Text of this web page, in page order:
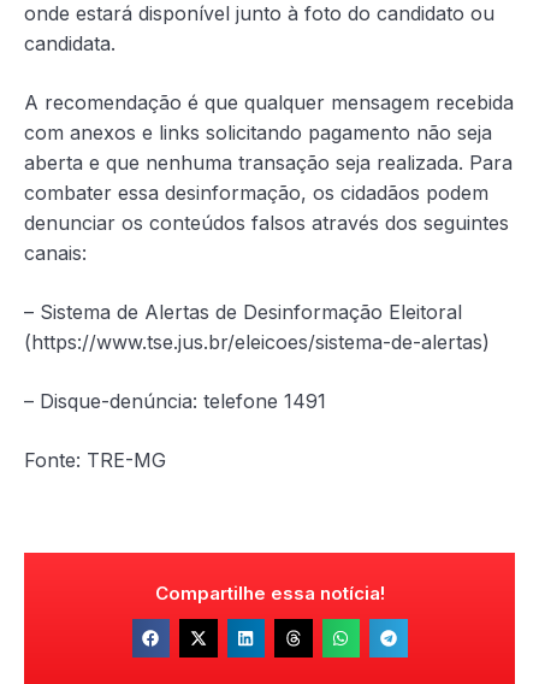
onde estará disponível junto à foto do candidato ou
candidata.
A recomendação é que qualquer mensagem recebida
com anexos e links solicitando pagamento não seja
aberta e que nenhuma transação seja realizada. Para
combater essa desinformação, os cidadãos podem
denunciar os conteúdos falsos através dos seguintes
canais:
– Sistema de Alertas de Desinformação Eleitoral
(https://www.tse.jus.br/eleicoes/sistema-de-alertas)
– Disque-denúncia: telefone 1491
Fonte: TRE-MG
Compartilhe essa notícia!